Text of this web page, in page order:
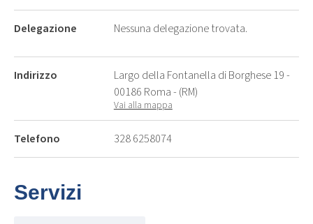
Delegazione Nessuna delegazione trovata.
Indirizzo
Largo della Fontanella di Borghese 19 -
00186 Roma - (RM)
Vai alla mappa
Telefono 328 6258074
Servizi